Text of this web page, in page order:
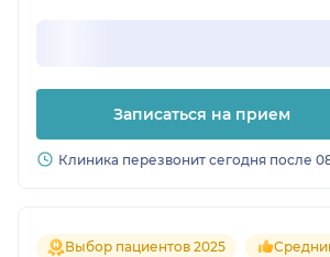
Записаться на прием
Клиника перезвонит сегодня после
Выбор пациентов 2025